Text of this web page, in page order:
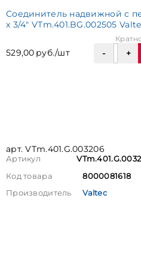
Соединитель надвижной с
х 3/4" VTm.401.BG.002505
529,00 руб./шт
арт. VTm.401.G.003206
Артикул
Код товара
8000081618
Производитель
Valtec